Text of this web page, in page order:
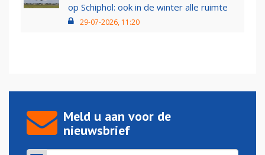
op Schiphol: ook in de winter alle ruimte
29-07-2026, 11:20
Meld u aan voor de
nieuwsbrief